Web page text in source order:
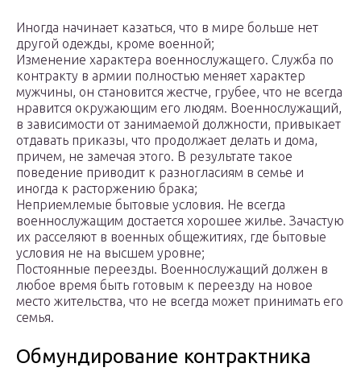
Иногда начинает казаться, что в мире больше нет
другой одежды, кроме военной;
Изменение характера военнослужащего. Служба по
контракту в армии полностью меняет характер
мужчины, он становится жестче, грубее, что не всегда
нравится окружающим его людям. Военнослужащий,
в зависимости от занимаемой должности, привыкает
отдавать приказы, что продолжает делать и дома,
причем, не замечая этого. В результате такое
поведение приводит к разногласиям в семье и
иногда к расторжению брака;
Неприемлемые бытовые условия. Не всегда
военнослужащим достается хорошее жилье. Зачастую
их расселяют в военных общежитиях, где бытовые
условия не на высшем уровне;
Постоянные переезды. Военнослужащий должен в
любое время быть готовым к переезду на новое
место жительства, что не всегда может принимать его
семья.
Обмундирование контрактника